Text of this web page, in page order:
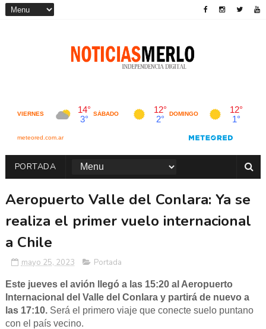
PORTADA
Aeropuerto Valle del Conlara: Ya se
realiza el primer vuelo internacional
a Chile
mayo 25, 2023 Portada
Este jueves el avión llegó a las 15:20 al Aeropuerto
Internacional del Valle del Conlara y partirá de nuevo a
las 17:10. Será el primero viaje que conecte suelo puntano
con el país vecino.